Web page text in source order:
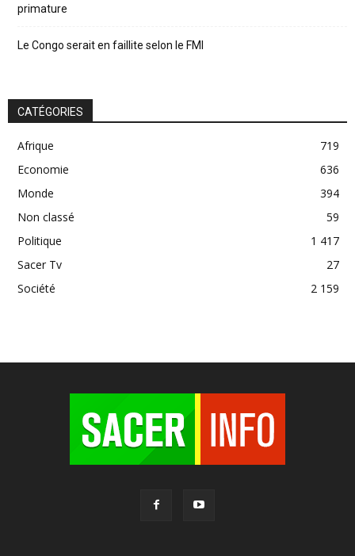
primature
Le Congo serait en faillite selon le FMI
CATÉGORIES
Afrique
719
Economie
636
Monde
394
Non classé
59
Politique
1 417
Sacer Tv
27
Société
2 159